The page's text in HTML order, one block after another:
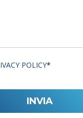
POLICY*